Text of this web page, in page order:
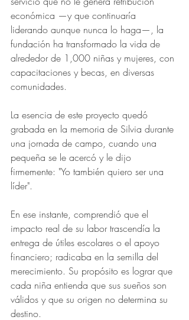
económica —y que continuaría
liderando aunque nunca lo haga—, la
fundación ha transformado la vida de
alrededor de 1,000 niñas y mujeres, con
capacitaciones y becas, en diversas
comunidades.
La esencia de este proyecto quedó
grabada en la memoria de Silvia durante
una jornada de campo, cuando una
pequeña se le acercó y le dijo
firmemente: "Yo también quiero ser una
líder".
En ese instante, comprendió que el
impacto real de su labor trascendía la
entrega de útiles escolares o el apoyo
financiero; radicaba en la semilla del
merecimiento. Su propósito es lograr que
cada niña entienda que sus sueños son
válidos y que su origen no determina su
destino.